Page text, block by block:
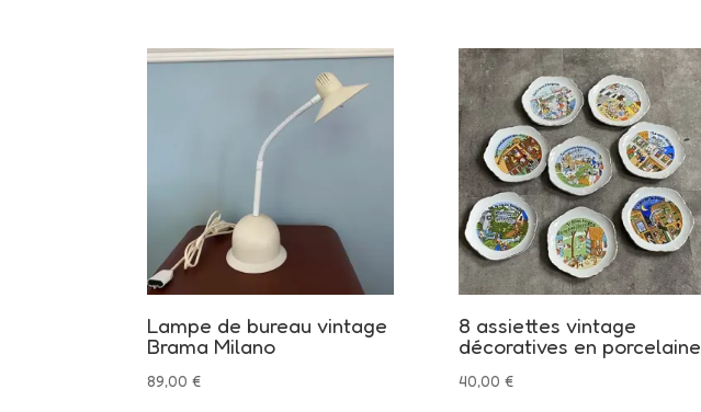
Lampe de bureau vintage
Brama Milano
89,00€
8 assiettes vintage
décoratives en porcelaine
40,00 €